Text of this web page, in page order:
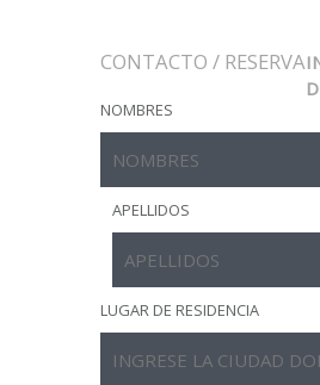
CONTACTO / RESERVA
NOMBRES
APELLIDOS
LUGAR DE RESIDENCIA